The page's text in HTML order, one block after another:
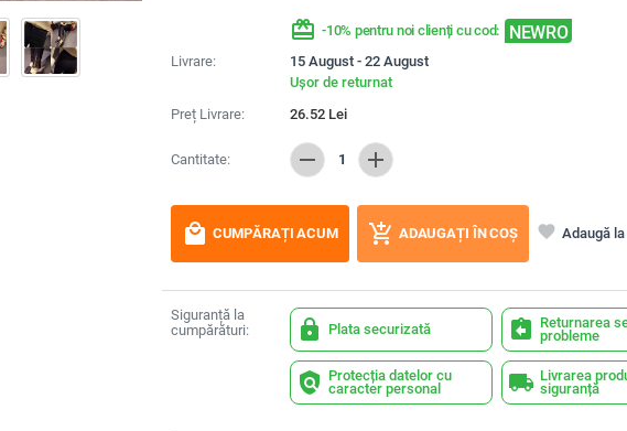
redeem -10% pentru noi clienți cu cod: NEWRO
Livrare:
15 August - 22 August
Ușor de returnat
Preț Livrare:
26.52Lei
Cantitate: remove 1 add
local_mall CUMPĂRAȚI ACUM add_shopping_cart ADAUGAȚI ÎN COȘ favorite Adaugă
Siguranță la
cumpărături:
lock Plata securizată assignment_return Returnarea
probleme
policy Protecția datelor cu
caracter personal
local_shipping Livrarea
siguranță